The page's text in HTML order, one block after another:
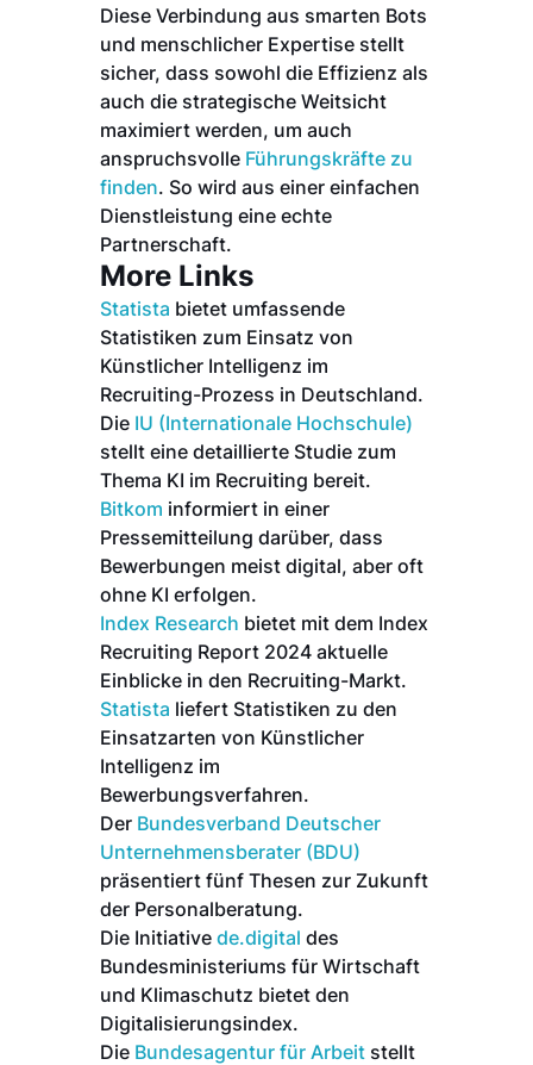
Diese Verbindung aus smarten Bots
und menschlicher Expertise stellt
sicher, dass sowohl die Effizienz als
auch die strategische Weitsicht
maximiert werden, um auch
anspruchsvolle Führungskräfte zu
finden. So wird aus einer einfachen
Dienstleistung eine echte
Partnerschaft.
More Links
Statista bietet umfassende
Statistiken zum Einsatz von
Künstlicher Intelligenz im
Recruiting-Prozess in Deutschland.
Die IU (Internationale Hochschule)
stellt eine detaillierte Studie zum
Thema KI im Recruiting bereit.
Bitkom informiert in einer
Pressemitteilung darüber, dass
Bewerbungen meist digital, aber oft
ohne KI erfolgen.
Index Research bietet mit dem Index
Recruiting Report 2024 aktuelle
Einblicke in den Recruiting-Markt.
Statista liefert Statistiken zu den
Einsatzarten von Künstlicher
Intelligenz im
Bewerbungsverfahren.
Der Bundesverband Deutscher
Unternehmensberater (BDU)
präsentiert fünf Thesen zur Zukunft
der Personalberatung.
Die Initiative de.digital des
Bundesministeriums für Wirtschaft
und Klimaschutz bietet den
Digitalisierungsindex.
Die Bundesagentur für Arbeit stellt